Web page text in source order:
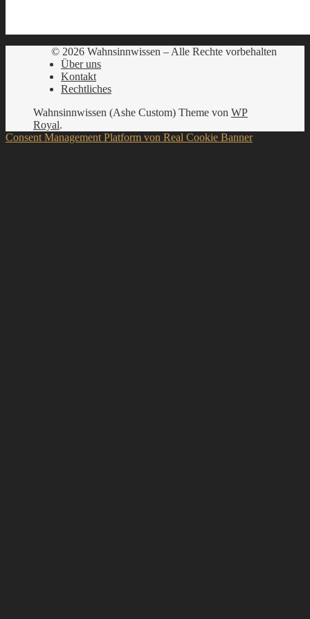
© 2026 Wahnsinnwissen – Alle Rechte vorbehalten
Über uns
Kontakt
Rechtliches
Wahnsinnwissen (Ashe Custom) Theme von WP
Royal.
Consent Management Platform von Real Cookie Banner